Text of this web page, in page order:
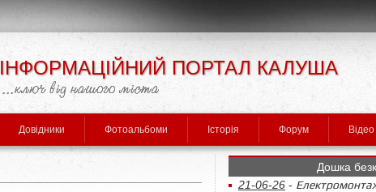
ІНФОРМАЦІЙНИЙ ПОРТАЛ КАЛУША
Довідники Фотоальбоми Історія Форум
Дошка
21-06-26 -